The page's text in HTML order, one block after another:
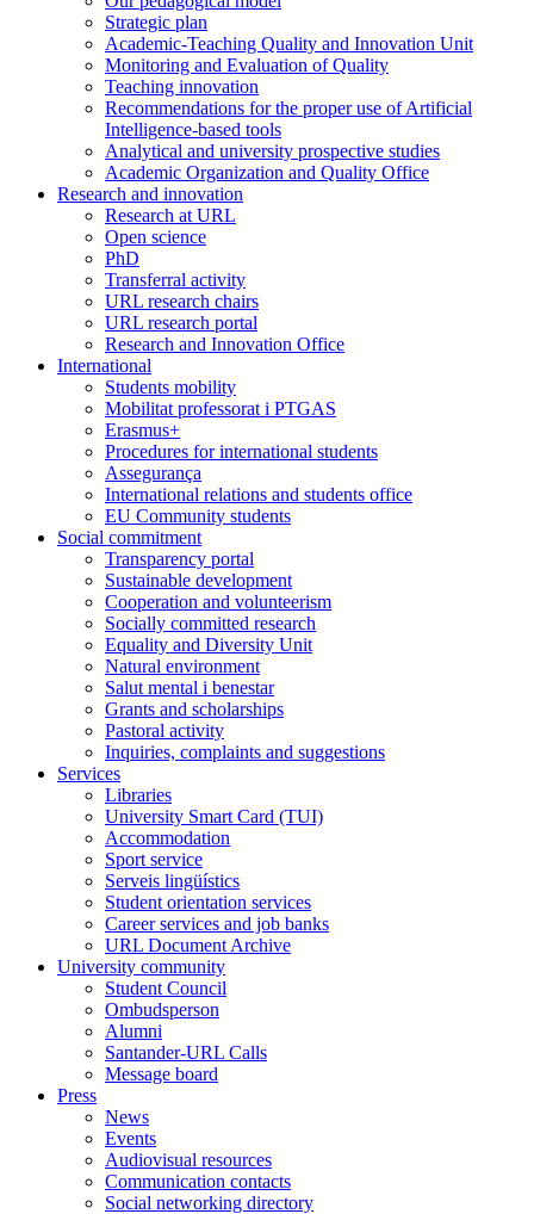
Strategic plan
Academic-Teaching Quality and Innovation Unit
Monitoring and Evaluation of Quality
Teaching innovation
Recommendations for the proper use of Artificial
Intelligence-based tools
Analytical and university prospective studies
Academic Organization and Quality Office
Research and innovation
Research at URL
Open science
PhD
Transferral activity
URL research chairs
URL research portal
Research and Innovation Office
International
Students mobility
Mobilitat professorat i PTGAS
Erasmus+
Procedures for international students
Assegurança
International relations and students office
EU Community students
Social commitment
Transparency portal
Sustainable development
Cooperation and volunteerism
Socially committed research
Equality and Diversity Unit
Natural environment
Salut mental i benestar
Grants and scholarships
Pastoral activity
Inquiries, complaints and suggestions
Services
Libraries
University Smart Card (TUI)
Accommodation
Sport service
Serveis lingüístics
Student orientation services
Career services and job banks
URL Document Archive
University community
Student Council
Ombudsperson
Alumni
Santander-URL Calls
Message board
Press
News
Events
Audiovisual resources
Communication contacts
Social networking directory